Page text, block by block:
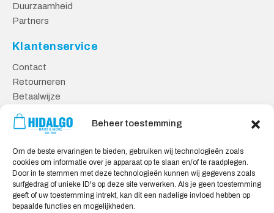
Beheer toestemming
Om de beste ervaringen te bieden, gebruiken wij technologieën zoals
cookies om informatie over je apparaat op te slaan en/of te raadplegen.
Door in te stemmen met deze technologieën kunnen wij gegevens zoals
surfgedrag of unieke ID's op deze site verwerken. Als je geen toestemming
geeft of uw toestemming intrekt, kan dit een nadelige invloed hebben op
bepaalde functies en mogelijkheden.
Duurzaamheid
Partners
Klantenservice
Contact
Retourneren
Betaalwijze
Veilig Shoppen
Algemene Voorwaarden
Privacy Verklaring
Cookie Verklaring
Aansprakelijkheid